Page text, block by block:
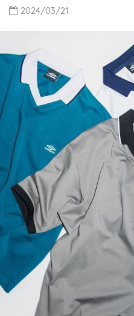
2024/03/21